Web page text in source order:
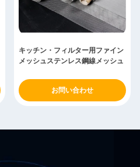
キッチン・フィルター用ファイン
メッシュステンレス鋼線メッシュ
お問い合わせ